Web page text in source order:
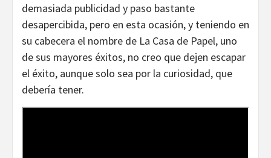
demasiada publicidad y paso bastante
desapercibida, pero en esta ocasión, y teniendo en
su cabecera el nombre de La Casa de Papel, uno
de sus mayores éxitos, no creo que dejen escapar
el éxito, aunque solo sea por la curiosidad, que
debería tener.